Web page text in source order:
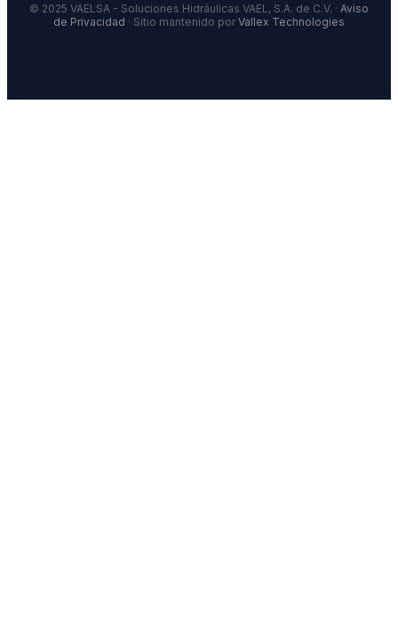
© 2025 VAELSA - Soluciones Hidráulicas VAEL, S.A. de C.V. · Aviso
de Privacidad · Sitio mantenido por Vallex Technologies